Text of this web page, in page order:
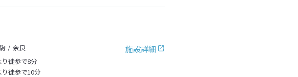
施設詳細
奈良
徒歩で8分
り徒歩で10分